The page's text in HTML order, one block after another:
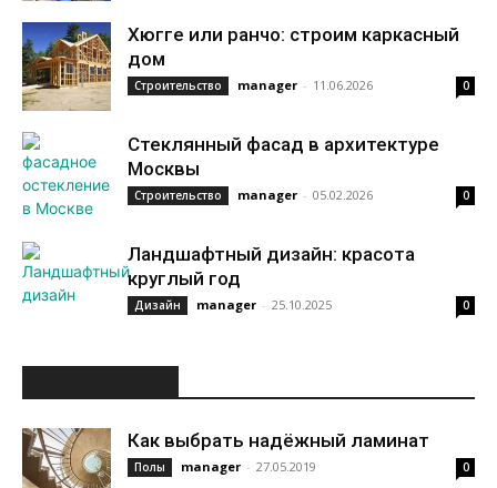
Хюгге или ранчо: строим каркасный
дом
Строительство manager - 11.06.2026 0
Стеклянный фасад в архитектуре
Москвы
Строительство manager - 05.02.2026 0
Ландшафтный дизайн: красота
круглый год
Дизайн manager - 25.10.2025 0
Как выбрать надёжный ламинат
Полы manager - 27.05.2019 0